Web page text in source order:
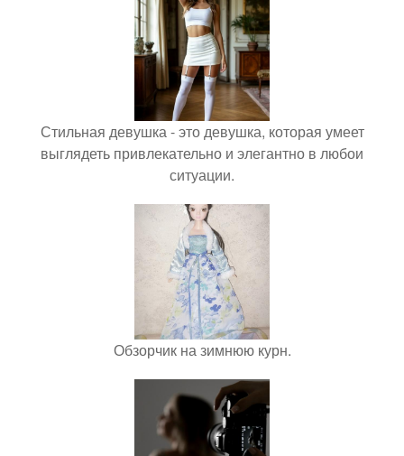
Стильная девушка - это девушка, которая умеет
выглядеть привлекательно и элегантно в любои
ситуации.
Обзорчик на зимнюю курн.